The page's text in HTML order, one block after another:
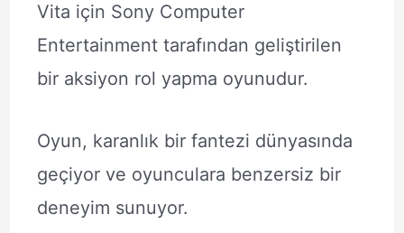
Vita için Sony Computer
Entertainment tarafından geliştirilen
bir aksiyon rol yapma oyunudur.
Oyun, karanlık bir fantezi dünyasında
geçiyor ve oyunculara benzersiz bir
deneyim sunuyor.